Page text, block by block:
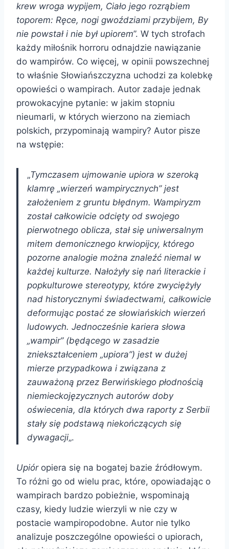
krew wroga wypijem, Ciało jego rozrąbiem
toporem: Ręce, nogi gwoździami przybijem, By
nie powstał i nie był upiorem”. W tych strofach
każdy miłośnik horroru odnajdzie nawiązanie
do wampirów. Co więcej, w opinii powszechnej
to właśnie Słowiańszczyzna uchodzi za kolebkę
opowieści o wampirach. Autor zadaje jednak
prowokacyjne pytanie: w jakim stopniu
nieumarli, w których wierzono na ziemiach
polskich, przypominają wampiry? Autor pisze
na wstępie:
„Tymczasem ujmowanie upiora w szeroką
klamrę „wierzeń wampirycznych” jest
założeniem z gruntu błędnym. Wampiryzm
został całkowicie odcięty od swojego
pierwotnego oblicza, stał się uniwersalnym
mitem demonicznego krwiopijcy, którego
pozorne analogie można znaleźć niemal w
każdej kulturze. Nałożyły się nań literackie i
popkulturowe stereotypy, które zwyciężyły
nad historycznymi świadectwami, całkowicie
deformując postać ze słowiańskich wierzeń
ludowych. Jednocześnie kariera słowa
„wampir” (będącego w zasadzie
zniekształceniem „upiora”) jest w dużej
mierze przypadkowa i związana z
zauważoną przez Berwińskiego płodnością
niemieckojęzycznych autorów doby
oświecenia, dla których dwa raporty z Serbii
stały się podstawą niekończących się
dywagacji„.
Upióropiera się na bogatej bazie źródłowym.
To różni go od wielu prac, które, opowiadając o
wampirach bardzo pobieżnie, wspominają
czasy, kiedy ludzie wierzyli w nie czy w
postacie wampiropodobne. Autor nie tylko
analizuje poszczególne opowieści o upiorach,